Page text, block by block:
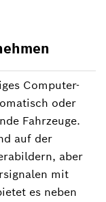
Computer-
oder
Fahrzeuge.
auf der
aber
mit
es neben